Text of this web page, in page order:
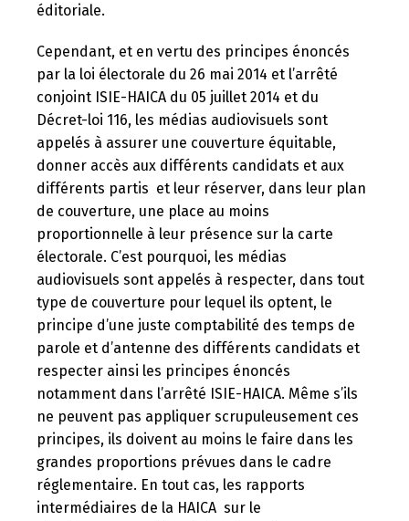
éditoriale.
Cependant, et en vertu des principes énoncés
par la loi électorale du 26 mai 2014 et l’arrêté
conjoint ISIE-HAICA du 05 juillet 2014 et du
Décret-loi 116, les médias audiovisuels sont
appelés à assurer une couverture équitable,
donner accès aux différents candidats et aux
différents partis et leur réserver, dans leur plan
de couverture, une place au moins
proportionnelle à leur présence sur la carte
électorale. C’est pourquoi, les médias
audiovisuels sont appelés à respecter, dans tout
type de couverture pour lequel ils optent, le
principe d’une juste comptabilité des temps de
parole et d’antenne des différents candidats et
respecter ainsi les principes énoncés
notamment dans l’arrêté ISIE-HAICA. Même s’ils
ne peuvent pas appliquer scrupuleusement ces
principes, ils doivent au moins le faire dans les
grandes proportions prévues dans le cadre
réglementaire. En tout cas, les rapports
intermédiaires de la HAICA sur le